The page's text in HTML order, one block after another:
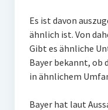
Es ist davon
ähnlich ist. Von
Gibt es ähnliche
Bayer bekannt, ob
in ähnlichem
Bayer hat laut